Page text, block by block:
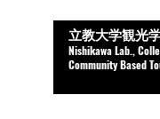
立教大学観光
Nishikawa Lab.,
Community Based